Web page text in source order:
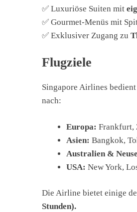
✅ Luxuriöse Suiten mit
✅ Gourmet-Menüs mit
✅ Exklusiver Zugang zu
Flugziele
Singapore Airlines
nach:
Europa: Frankfurt,
Asien: Bangkok,
Australien &
USA: New York,
Die Airline bietet einige
Stunden).